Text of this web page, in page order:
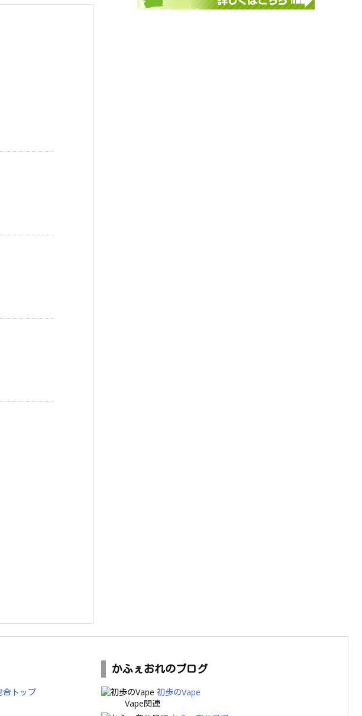
合トップ
かふぇおれのブログ
初歩のVape
Vape関連